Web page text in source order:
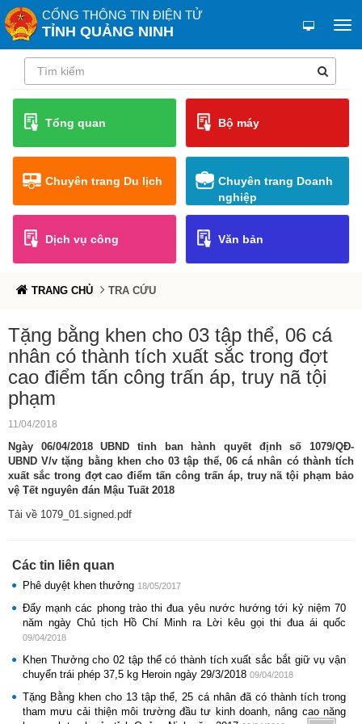
CỔNG THÔNG TIN ĐIỆN TỬ
TỈNH QUẢNG NINH
Tổng quan Bộ máy
Chuyên trang Du lịch
Chuyên trang Doanh
nghiệp
Dịch vụ công Văn bản
TRANG CHỦ TRA CỨU
Tặng bằng khen cho 03 tập thể, 06 cá
nhân có thành tích xuất sắc trong đợt
cao điểm tấn công trấn áp, truy nã tội
phạm
11/04/2018
Ngày 06/04/2018 UBND tỉnh ban hành quyết định số 1079/QĐ-
UBND V/v tặng bằng khen cho 03 tập thể, 06 cá nhân có thành tích
xuất sắc trong đợt cao điểm tấn công trấn áp, truy nã tội phạm bảo
vệ Tết nguyên đán Mậu Tuất 2018
Tải về 1079_01.signed.pdf
Các tin liên quan
Phê duyệt khen thưởng 18/05/2017
Đẩy mạnh các phong trào thi đua yêu nước hướng tới kỷ niệm 70
năm ngày Chủ tịch Hồ Chí Minh ra Lời kêu gọi thi đua ái quốc
09/04/2018
Khen Thưởng cho 02 tập thể có thành tích xuất sắc bắt giữ vụ vận
chuyển trái phép 37,5 kg Heroin ngày 29/3/2018 09/04/2018
Tặng Bằng khen cho 13 tập thể, 25 cá nhân đã có thành tích trong
tham mưu cải thiện môi trường đầu tư kinh doanh, nâng cao năng